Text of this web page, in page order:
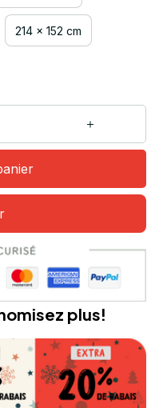
214 x 152 cm
plus!